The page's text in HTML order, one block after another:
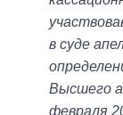
в суде
Высшего
февраля